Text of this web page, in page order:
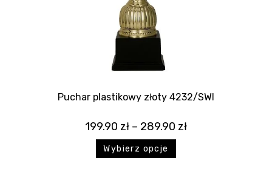
Puchar plastikowy złoty 4232/SWI
199.90 zł – 289.90 zł
Wybierz opcje